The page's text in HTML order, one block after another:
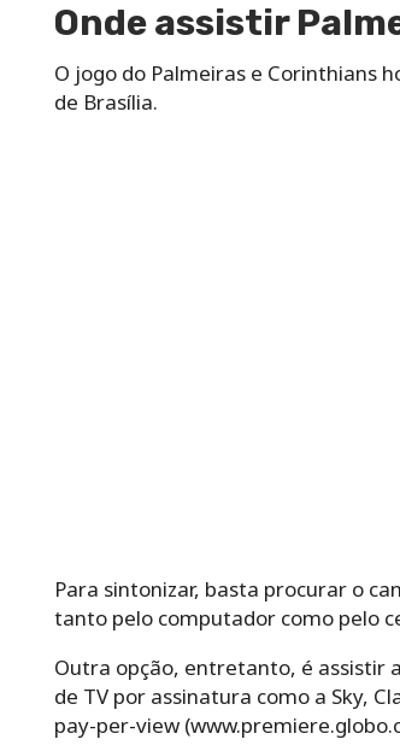
Onde assistir
O jogo do Palmeiras e Corinthians
de Brasília.
Para sintonizar, basta procurar o
tanto pelo computador como pelo
Outra opção, entretanto, é assistir
de TV por assinatura como a Sky,
pay-per-view